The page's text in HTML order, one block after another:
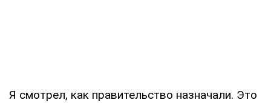
Я смотрел, как правительство назначали. Это